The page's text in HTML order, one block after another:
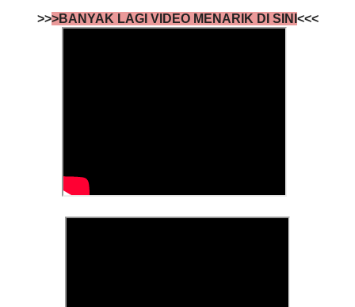
>>>BANYAK LAGI VIDEO MENARIK DI SINI <<<